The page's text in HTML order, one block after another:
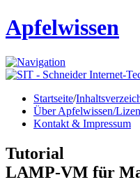
Apfelwissen
Startseite/
Über Apfelwissen/
Kontakt & Impressum
Tutorial
LAMP-VM für